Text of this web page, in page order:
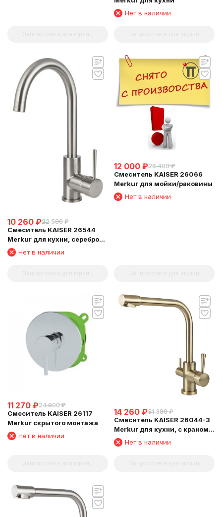
Нет в наличии
10 260 ₽22 580 ₽
Смеситель KAISER 26544
Merkur для кухни, серебро
SilverНет в наличии
12 000 ₽26 400 ₽
Смеситель KAISER 26066
Merkur для мойки/раковины
Нет в наличии
11 270 ₽24 800 ₽
Смеситель KAISER 26117
Merkur скрытого монтажа
Нет в наличии
14 260 ₽31 380 ₽
Смеситель KAISER 26044-3
Merkur для кухни, с краном
для питьевой воды,
бронзовый
Нет в наличии